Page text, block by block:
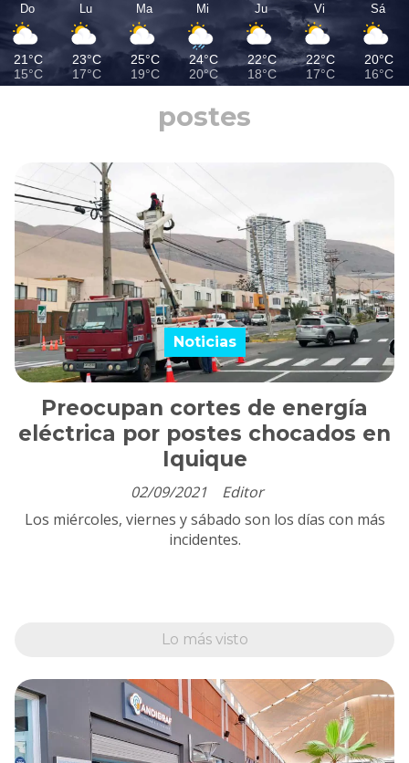
Do
21°C
15°C
Lu
23°C
17°C
Ma
25°C
19°C
Mi
24°C
20°C
Ju
22°C
18°C
Vi
22°C
17°C
Sá
20°C
16°C
postes
Preocupan cortes de energía
eléctrica por postes chocados en
Iquique
Editor
Noticias
02/09/2021
Los miércoles, viernes y sábado son los días con más
incidentes.
Lo más visto